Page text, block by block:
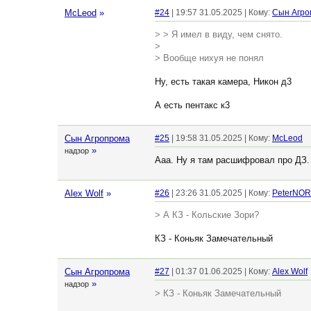
McLeod » #24 | 19:57 31.05.2025 | Кому: Сын
> > Я имел в виду, чем снято.
>
> Вообще нихуя не понял
Ну, есть такая камера, Никон д3
А есть пентакс к3
Сын Агропрома
надзор »
#25 | 19:58 31.05.2025 | Кому: McLeod
Ааа. Ну я там расшифровал про ДЗ.
Alex Wolf » #26 | 23:26 31.05.2025 | Кому: PeterNOR
> А КЗ - Кольские Зори?
КЗ - Коньяк Замечательный
Сын Агропрома
надзор »
#27 | 01:37 01.06.2025 | Кому: Alex Wolf
> КЗ - Коньяк Замечательный